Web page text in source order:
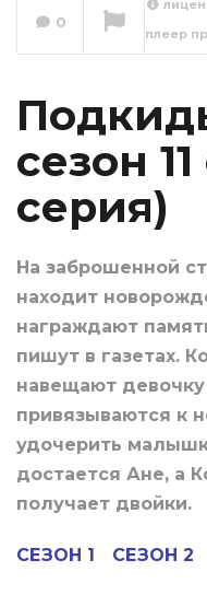
0
плеер
сезон
серия)
На заброшенной
находит
награждают
пишут в газетах.
навещают
привязываются к
удочерить
достается Ане, а
получает двойки.
СЕЗОН 1 СЕЗОН 2